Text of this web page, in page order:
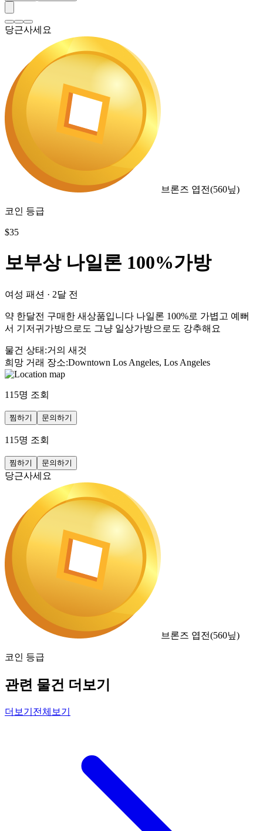
당근사세요
브론즈 엽전(560닢)
코인 등급
$35
보부상 나일론 100%가방
여성 패션 · 2달 전
약 한달전 구매한 새상품입니다 나일론 100%로 가볍고 예뻐
서 기저귀가방으로도 그냥 일상가방으로도 강추해요
물건 상태 :거의 새것
희망 거래 장소:Downtown Los Angeles, Los Angeles
115명 조회
찜하기 문의하기
115명 조회
찜하기 문의하기
당근사세요
브론즈 엽전(560닢)
코인 등급
관련 물건 더보기
더보기 전체보기